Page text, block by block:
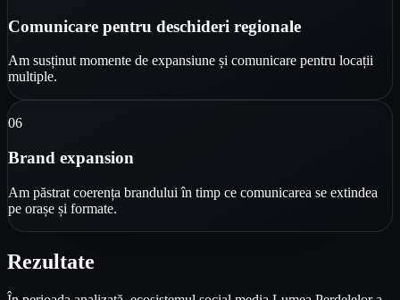
Comunicare pentru deschideri regionale
Am susținut momente de expansiune și comunicare pentru locații
multiple.
06
Brand expansion
Am păstrat coerența brandului în timp ce comunicarea se extindea
pe orașe și formate.
Rezultate